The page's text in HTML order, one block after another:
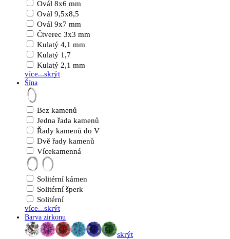
Ovál 8x6 mm
Ovál 9,5x8,5
Ovál 9x7 mm
Čtverec 3x3 mm
Kulatý 4,1 mm
Kulatý 1,7
Kulatý 2,1 mm
více...skrýt
Šína
Bez kamenů
Jedna řada kamenů
Řady kamenů do V
Dvě řady kamenů
Vícekamenná
Solitérní kámen
Solitérní šperk
Solitérní
více...skrýt
Barva zirkonu
skrýt